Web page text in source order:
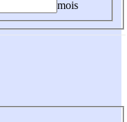
mois